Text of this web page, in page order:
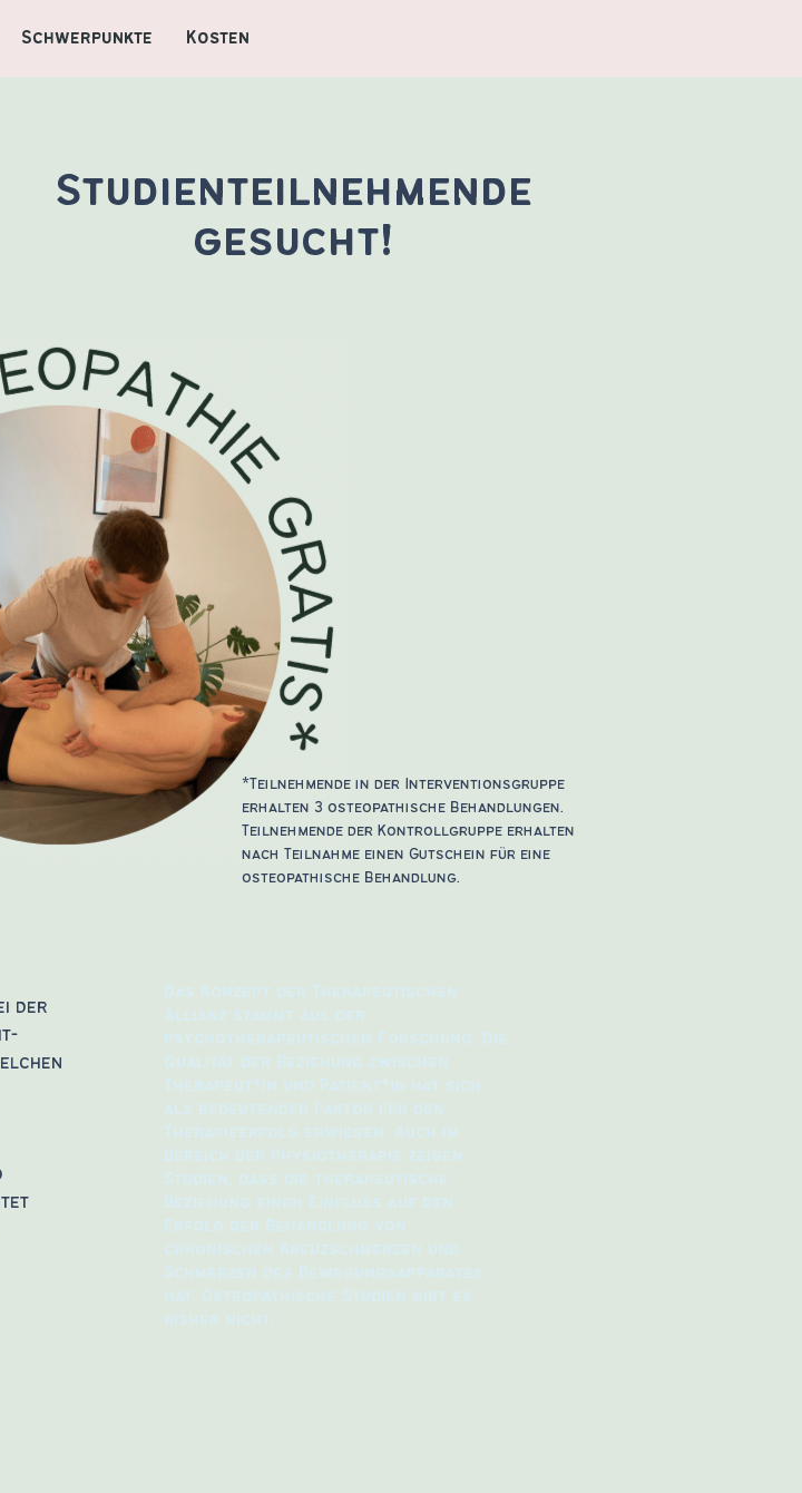
Schwerpunkte Kosten
Studienteilnehmende
gesucht!
*Teilnehmende in der Interventionsgruppe
erhalten 3 osteopathische Behandlungen.
Teilnehmende der Kontrollgruppe erhalten
nach Teilnahme einen Gutschein für eine
osteopathische Behandlung.
der